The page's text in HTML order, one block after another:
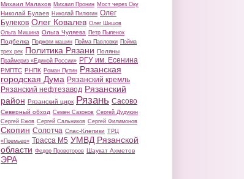
Михаил Малахов Михаил Пронин Мост через Оку
Николай Булаев Николай Пилюгин Олег
Булеков Олег Ковалев Олег Шишов
Ольга Мишина Ольга Чуляева Петр Пыленок
Подбелка Поджоги машин Пойма Павловки Пойма
трех рек Политика Рязани Поляны
Праймериз «Единой России» РГУ им. Есенина
РМПТС РНПК Роман Путин Рязанская
городская Дума Рязанский кремль
Рязанский нефтезавод Рязанский
район Рязанский цирк Рязань Сасово
Северный обход Семен Сазонов Сергей Дудукин
Сергей Ежов Сергей Сальников Сергей Филимонов
Скопин Солотча Спас-Клепики ТРЦ
«Премьер» Трасса М5 УМВД Рязанской
области Федор Провоторов Шаукат Ахметов
ЭРА